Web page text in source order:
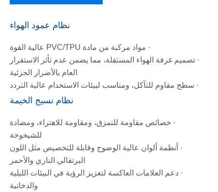
نظام عمود الهواء
· مواد مركبة من مادة PVC/TPU عالية القوة
· تصميم غرفة الهواء المستقلة، مما يضمن عدم تأثر الاستقرار
العام بالأضرار الجزئية
· سطح مقاوم للتآكل، ومناسب لبيئات الاستخدام عالية التردد
نظام نسيج الخيمة
· خصائص مقاومة للتمزق، ومقاومة للاهتراء، ومضادة
للشيخوخة
· أنظمة ألوان عالية الوضوح وقابلة للتخصيص مثل اللون
البرتقالي الناري والأحمر
· دعم العلامات العاكسة لتعزيز الرؤية في البيئات الليلية
والدخانية